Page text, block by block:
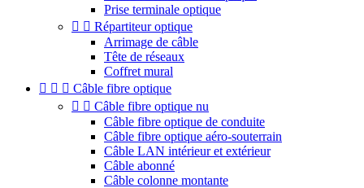
Prise terminale optique
  Répartiteur optique
Arrimage de câble
Tête de réseaux
Coffret mural
   Câble fibre optique
  Câble fibre optique nu
Câble fibre optique de conduite
Câble fibre optique aéro-souterrain
Câble LAN intérieur et extérieur
Câble abonné
Câble colonne montante